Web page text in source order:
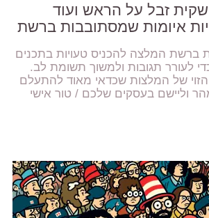
זבל על הראש ועוד
איומות שמסתובבות ברשת
המלצה להכניס טעויות בתכנים
לעורר תגובות ולמשוך תשומת לב.
של המלצות שכדאי מאוד להתעלם
וליישם בעסקים שלכם / טור אישי